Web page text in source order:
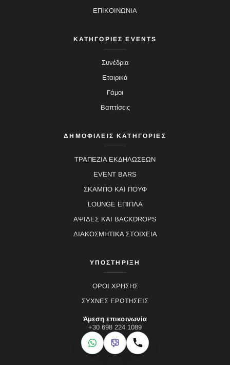
ΕΠΙΚΟΙΝΩΝΙΑ
ΚΑΤΗΓΟΡΙΕΣ EVENTS
Συνέδρια
Εταιρικά
Γάμοι
Βαπτίσεις
ΔΗΜΟΦΙΛΕΙΣ ΚΑΤΗΓΟΡΙΕΣ
ΤΡΑΠΕΖΙΑ ΕΚΔΗΛΩΣΕΩΝ
EVENT BARS
ΣΚΑΜΠΟ ΚΑΙ ΠΟΥΦ
LOUNGE ΕΠΙΠΛΑ
ΑΨΙΔΕΣ ΚΑΙ BACKDROPS
ΔΙΑΚΟΣΜΗΤΙΚΑ ΣΤΟΙΧΕΙΑ
ΥΠΟΣΤΗΡΙΞΗ
ΟΡΟΙ ΧΡΗΣΗΣ
ΣΥΧΝΕΣ ΕΡΩΤΗΣΕΙΣ
Άμεση επικοινωνία
+30 698 224 1089
WhatsApp
Viber Κλήση